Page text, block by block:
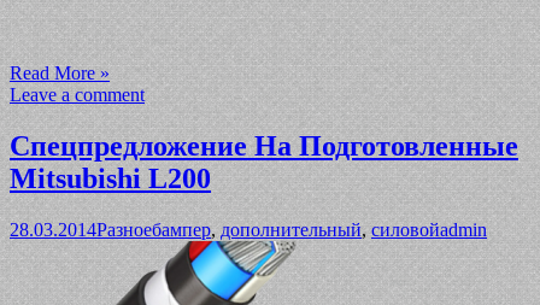
Read More »
Leave a comment
Спецпредложение На Подготовленные
Mitsubishi L200
28.03.2014Разноебампер,дополнительный,силовойadmin